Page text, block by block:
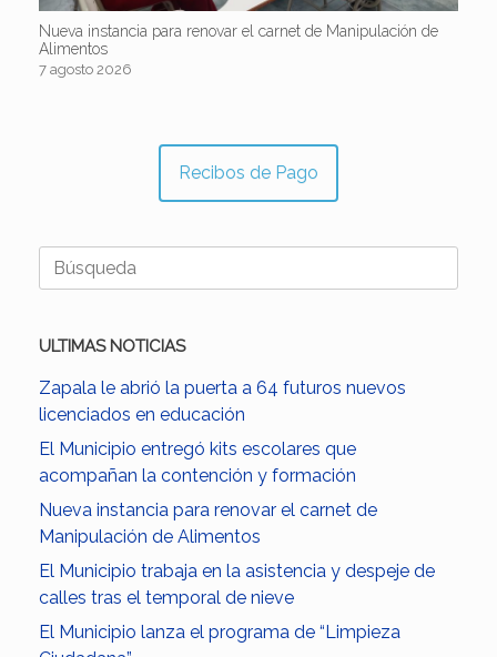
Nueva instancia para renovar el carnet de Manipulación de
Alimentos
7 agosto 2026
Recibos de Pago
Buscar:
ULTIMAS NOTICIAS
Zapala le abrió la puerta a 64 futuros nuevos
licenciados en educación
El Municipio entregó kits escolares que
acompañan la contención y formación
Nueva instancia para renovar el carnet de
Manipulación de Alimentos
El Municipio trabaja en la asistencia y despeje de
calles tras el temporal de nieve
El Municipio lanza el programa de “Limpieza